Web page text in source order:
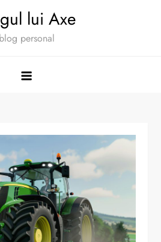
lui Axe
blog personal